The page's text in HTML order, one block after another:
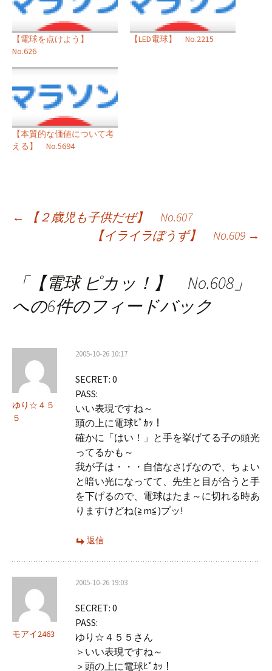
【電球を点けよう】
No.626
【LED電球】 No.2215
【本質的な価値について考
える】 No.5694
投
ゲ
ン
←
【２歳児も子供だぜ】 No.607
【イライラぼうず】 No.609 →
「【電球 ピカッ！】 No.608 」
への6件のフィードバック
ゆり☆４５
５
2005-10-26 10:17
SECRET: 0
PASS:
いい表現ですね～
頭の上に電球ﾋﾟｶｯ！
確かに「はい！」と手を挙げてる子の頭光
ってるかも～
我が子は・・・自信なさげなので、ちょい
と暗い光になってて、先生と目が合うと手
を下げるので、電球はたま～に切れる時あ
りますけどね(≧m≦)プッ!
返信
モアイ2463
2005-10-26 19:03
SECRET: 0
PASS:
ゆり☆４５５さん
＞いい表現ですね～
＞頭の上に電球ﾋﾟｶｯ！